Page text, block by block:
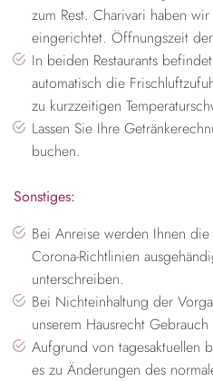
zum Rest. Charivari haben
eingerichtet. Öffnungszeit
In beiden Restaurants
automatisch die
zu kurzzeitigen
Lassen Sie Ihre
buchen.
Sonstiges:
Bei Anreise werden Ihnen
Corona-Richtlinien
unterschreiben.
Bei Nichteinhaltung der
unserem Hausrecht
Aufgrund von tagesaktuellen
es zu Änderungen des